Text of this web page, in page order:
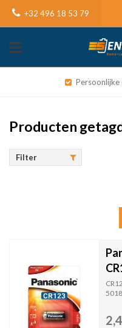
+32 496 18 53 79
Persoonlijke
Producten
Filter